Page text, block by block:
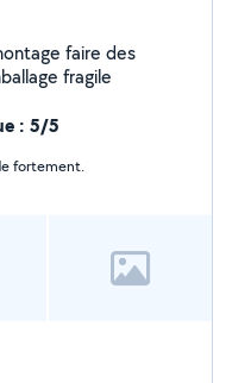
faire des
fragile
: 5/5
fortement.